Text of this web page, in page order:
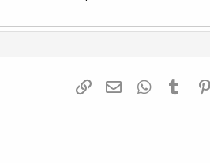
Pinterest
Tumblr
WhatsAppדואר אלקטרוני